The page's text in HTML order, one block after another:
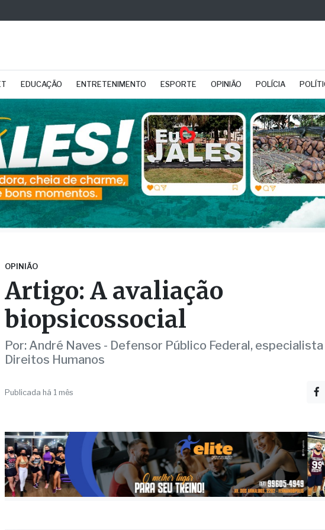
EDUCAÇÃO ENTRETENIMENTO ESPORTE OPINIÃO POLÍCIA
Artigo: A avaliação
biopsicossocial
Por: André Naves - Defensor Público Federal,
Direitos Humanos
Publicada há 1 mês